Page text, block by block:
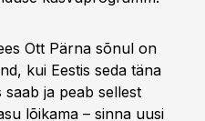
Ott Pärna sõnul on
kui Eestis seda täna
saab ja peab sellest
lõikama – sinna uusi